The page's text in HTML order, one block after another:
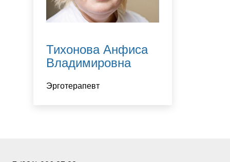
Тихонова Анфиса
Владимировна
Эрготерапевт